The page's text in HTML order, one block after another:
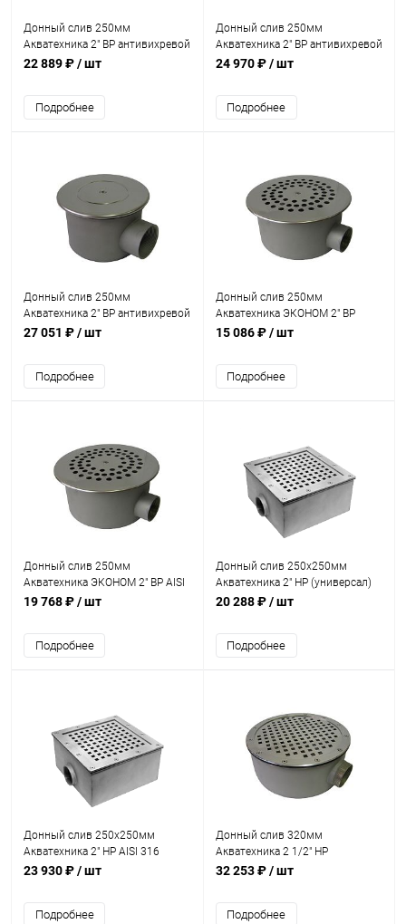
Донный слив 250мм
Акватехника 2" ВР антивихревой
(плитка) (AT04.14)
22 889 ₽/ шт
Подробнее
Донный слив 250мм
Акватехника 2" ВР антивихревой
(универсал) (AT04.15)
24 970 ₽/ шт
Подробнее
Донный слив 250мм
Акватехника 2" ВР антивихревой
AISI 316 (плитка) (AT04.14M)
27 051 ₽/ шт
Подробнее
Донный слив 250мм
Акватехника ЭКОНОМ 2" ВР
(плитка) (AT04.11)
15 086 ₽/ шт
Подробнее
Донный слив 250мм
Акватехника ЭКОНОМ 2" ВР AISI
316 (плитка) (AT04.11M)
19 768 ₽/ шт
Подробнее
Донный слив 250х250мм
Акватехника 2" НР (универсал)
(AT04.08)
20 288 ₽/ шт
Подробнее
Донный слив 250х250мм
Акватехника 2" НР AISI 316
(универсал) (AT04.08M)
23 930 ₽/ шт
Подробнее
Донный слив 320мм
Акватехника 2 1/2" НР
(универсал) (AT04.04)
32 253 ₽/ шт
Подробнее